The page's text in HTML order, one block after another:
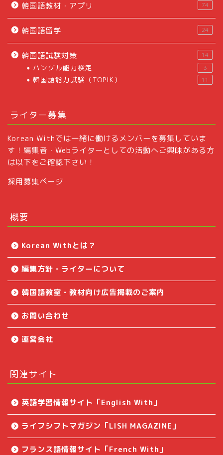
韓国語教材・アプリ 74
韓国語留学 24
韓国語試験対策 14
ハングル能力検定 3
韓国語能力試験（TOPIK） 11
ライター募集
Korean Withでは一緒に働けるメンバーを募集していま
す！編集者・Webライターとしての活動へご興味がある方
は以下をご確認下さい！
採用募集ページ
概要
Korean Withとは？
編集方針・ライターについて
韓国語教室・教材向け広告掲載のご案内
お問い合わせ
運営会社
関連サイト
英語学習情報サイト「English With」
ライフシフトマガジン「LISH MAGAZINE」
フランス語情報サイト「French With」
Korean Withとは？